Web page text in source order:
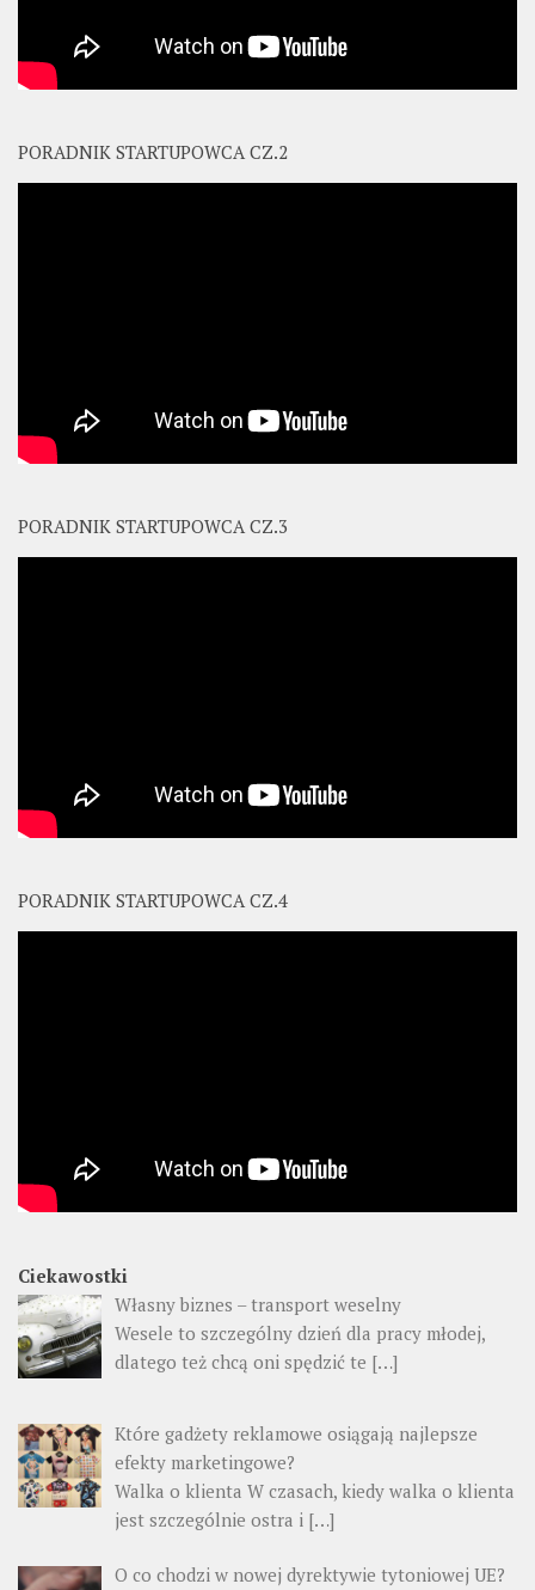
PORADNIK STARTUPOWCA CZ.2
PORADNIK STARTUPOWCA CZ.3
PORADNIK STARTUPOWCA CZ.4
Ciekawostki
Własny biznes – transport weselny
Wesele to szczególny dzień dla pracy młodej,
dlatego też chcą oni spędzić te […]
Które gadżety reklamowe osiągają najlepsze
efekty marketingowe?
Walka o klienta W czasach, kiedy walka o klienta
jest szczególnie ostra i […]
O co chodzi w nowej dyrektywie tytoniowej UE?